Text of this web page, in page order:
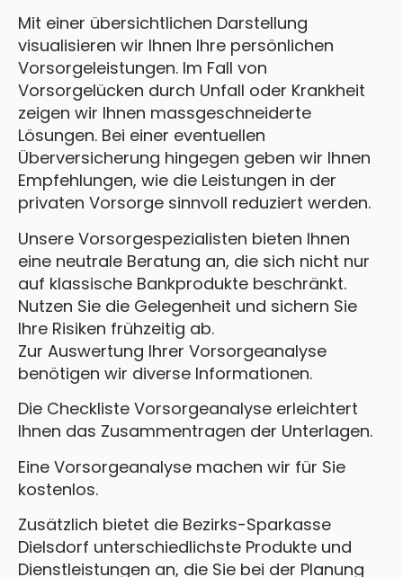
Mit einer übersichtlichen Darstellung
visualisieren wir Ihnen Ihre persönlichen
Vorsorgeleistungen. Im Fall von
Vorsorgelücken durch Unfall oder Krankheit
zeigen wir Ihnen massgeschneiderte
Lösungen. Bei einer eventuellen
Überversicherung hingegen geben wir Ihnen
Empfehlungen, wie die Leistungen in der
privaten Vorsorge sinnvoll reduziert werden.
Unsere Vorsorgespezialisten bieten Ihnen
eine neutrale Beratung an, die sich nicht nur
auf klassische Bankprodukte beschränkt.
Nutzen Sie die Gelegenheit und sichern Sie
Ihre Risiken frühzeitig ab.
Zur Auswertung Ihrer Vorsorgeanalyse
benötigen wir diverse Informationen.
Die Checkliste Vorsorgeanalyse erleichtert
Ihnen das Zusammentragen der Unterlagen.
Eine Vorsorgeanalyse machen wir für Sie
kostenlos.
Zusätzlich bietet die Bezirks-Sparkasse
Dielsdorf unterschiedlichste Produkte und
Dienstleistungen an, die Sie bei der Planung